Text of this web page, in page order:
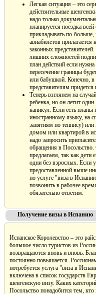
Легкая ситуация – это
действительные
надо только
планируется поездка
прикладывать по-больше,
авиабилетов прилагается
законных
лишних сложностей
план действий если
пересечение границы
или бабушкой. Конечно,
представителям придется
Теперь взглянем на
ребенка, но он летит
каникул. Если есть
иностранному языку, на
занятиям по теннису)
домом или квартирой в
надо запросить
обращения в
предлагаем, так как дети
одни без взрослых. Если
предоставленной выше
по услуге "виза в
позвонить в рабочее
обязательно ответим.
Получение визы в Испанию
Испанское Королевство – это
большое число туристов из
возвращаются вновь и вновь.
постоянно повышается.
потребуется услуга "виза в
включена в список государств
шенгенскую визу. Каких
Посольство понадобится тем,